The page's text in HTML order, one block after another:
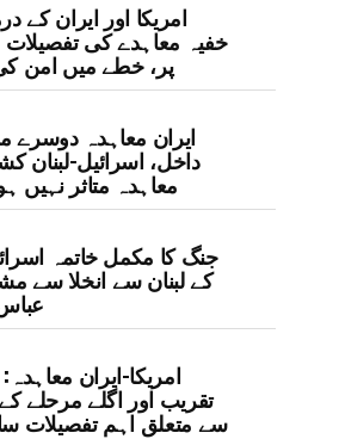
امریکا اور ایران کے
خفیہ معاہدے کی
پر، خطے میں امن
ایران معاہدہ دوسرے
داخل، اسرائیل-لبنان
معاہدہ متاثر نہیں
جنگ کا مکمل خاتمہ
کے لبنان سے انخلا سے
امریکا-ایران
تقریب اور اگلے مرحلے
سے متعلق اہم تفصیلات